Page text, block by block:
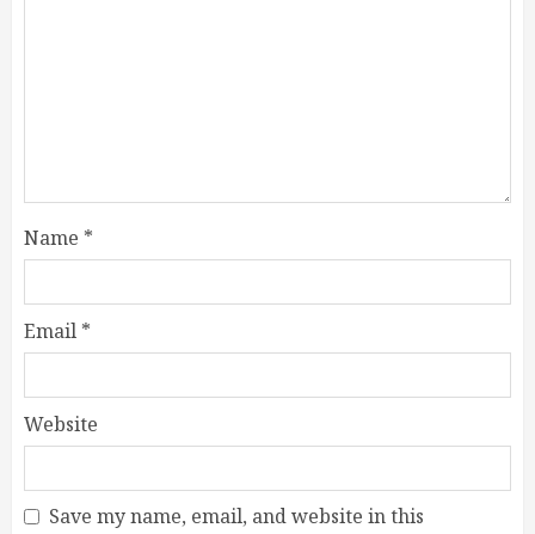
Name *
Email *
Website
Save my name, email, and website in this